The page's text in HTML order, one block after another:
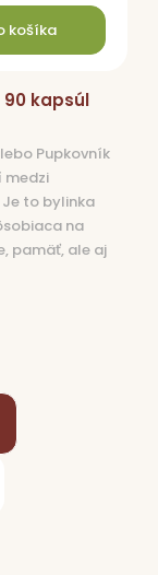
košíka
kapsúl
Pupkovník
medzi
to bylinka
na
pamäť, ale aj